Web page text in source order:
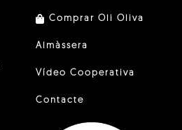
Comprar Oli Oliva
Almàssera
Vídeo Cooperativa
Contacte